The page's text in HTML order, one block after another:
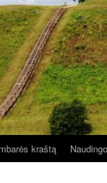
kraštą